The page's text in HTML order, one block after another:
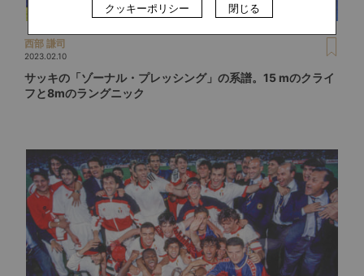
西部 謙司
2023.02.10
サッキの「ゾーナル・プレッシング」の系譜。15 mのクライ
フと8mのラングニック
クッキーポリシー 閉じる